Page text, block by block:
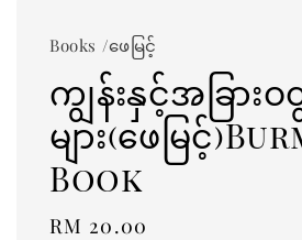
Books /ဖေမြင့်
ကျွန်းနှင့်အခြား
များ(ဖေမြင့်
Book
Regular
RM 20.00